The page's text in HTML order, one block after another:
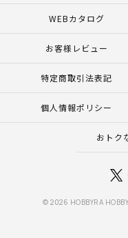
WEBカタログ
お客様レビュー
特定商取引法表記
個人情報ポリシー
おトク
© 2026 HOBBYRA